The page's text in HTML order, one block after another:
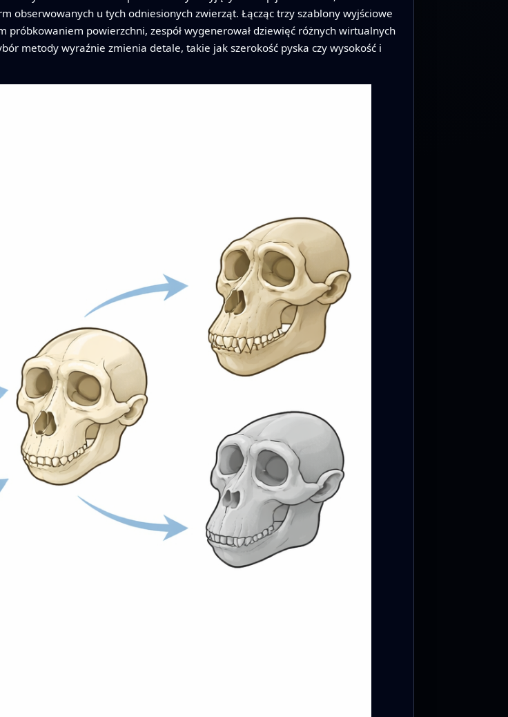
obserwowanych u tych odniesionych zwierząt. Łącząc trzy szablony wyjściowe
powierzchni, zespół wygenerował dziewięć różnych wirtualnych
metody wyraźnie zmienia detale, takie jak szerokość pyska czy wysokość i